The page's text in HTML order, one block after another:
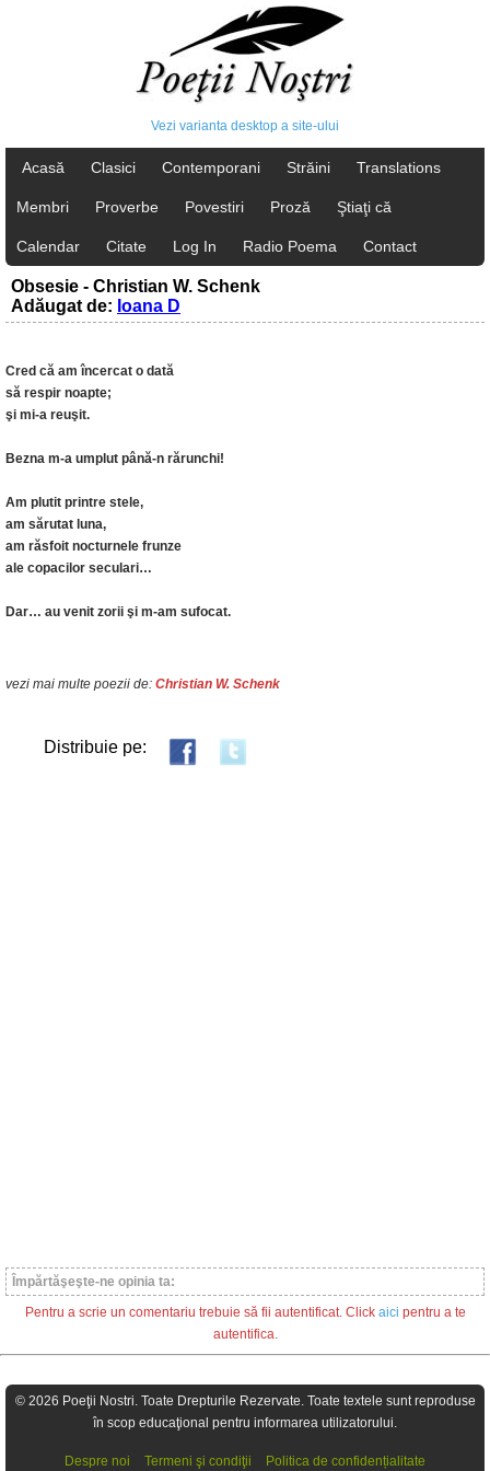
Vezi varianta desktop a site-ului
Acasă Clasici Contemporani Străini Translations
Membri Proverbe Povestiri Proză Ştiaţi că
Calendar Citate Log In Radio Poema Contact
Obsesie - Christian W. Schenk
Adăugat de: Ioana D
Cred că am încercat o dată
să respir noapte;
şi mi-a reuşit.
Bezna m-a umplut până-n rărunchi!
Am plutit printre stele,
am sărutat luna,
am răsfoit nocturnele frunze
ale copacilor seculari…
Dar… au venit zorii şi m-am sufocat.
vezi mai multe poezii de: Christian W. Schenk
Distribuie pe:
Împărtăşeşte-ne opinia ta:
Pentru a scrie un comentariu trebuie să fii autentificat. Click aici pentru a te
autentifica.
© 2026 Poeţii Nostri. Toate Drepturile Rezervate. Toate textele sunt reproduse
în scop educaţional pentru informarea utilizatorului.
Despre noi Termeni şi condiţii Politica de confidențialitate